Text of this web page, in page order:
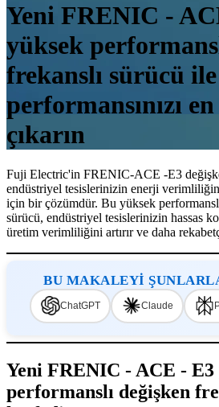
Yeni FRENIC -
yüksek
frekanslı sürücü
performansınızı
çıkarın
Fuji Electric'in FRENIC-ACE -E3
endüstriyel tesislerinizin enerji
için bir çözümdür. Bu yüksek
sürücü, endüstriyel tesislerinizin hassas
üretim verimliliğini artırır ve daha
BU MAKALEYİ
ChatGPT Claude
Yeni FRENIC - ACE - E3
performanslı değişken